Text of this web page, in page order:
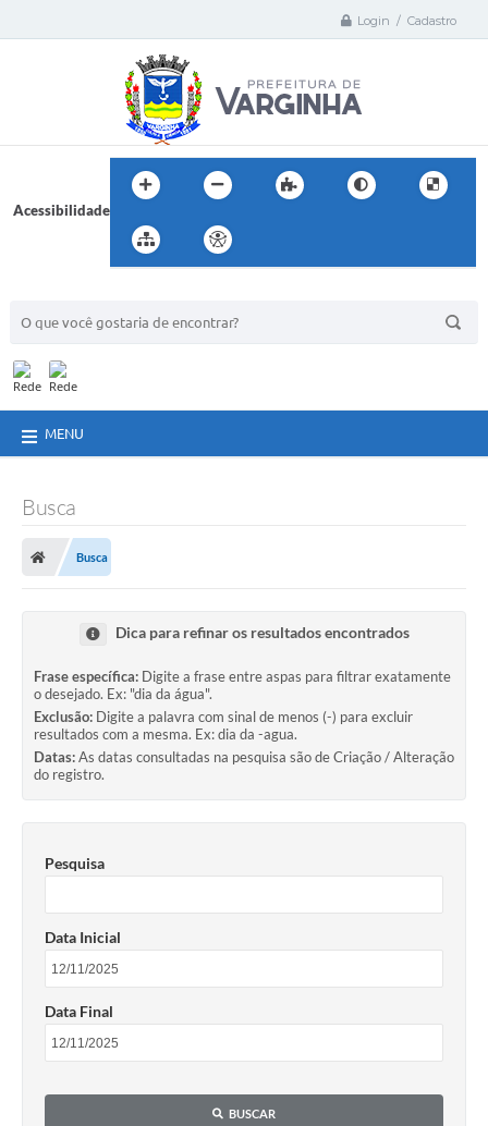
Login / Cadastro
Acessibilidade
MENU
Busca
Busca
Dica para refinar os resultados encontrados
Frase específica: Digite a frase entre aspas para filtrar exatamente
o desejado. Ex: "dia da água".
Exclusão: Digite a palavra com sinal de menos (-) para excluir
resultados com a mesma. Ex: dia da -agua.
Datas:As datas consultadas na pesquisa são de Criação / Alteração
do registro.
Pesquisa
Data Inicial
Data Final
BUSCAR